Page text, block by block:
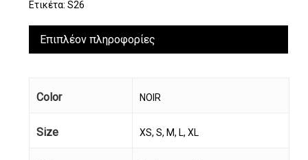
Ετικέτα: S26
Επιπλέον πληροφορίες
Color NOIR
Size XS, S, M, L, XL